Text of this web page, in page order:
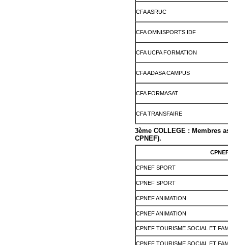
CFA ASRUC
CFA OMNISPORTS IDF
CFA UCPA FORMATION
CFA ADASA CAMPUS
CFA FORMASAT
CFA TRANSFAIRE
3ème COLLEGE : Membres
CPNEF).
CPNEF SPORT
CPNEF SPORT
CPNEF ANIMATION
CPNEF ANIMATION
CPNEF TOURISME SOCIAL ET
CPNEF TOURISME SOCIAL ET